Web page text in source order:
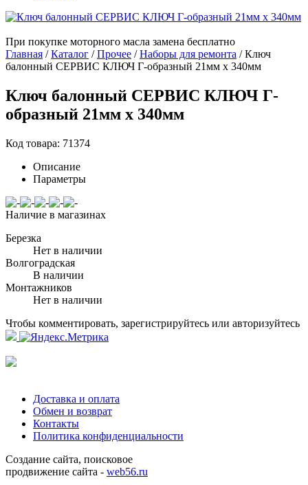
При покупке моторного масла замена бесплатно
Главная /Каталог /Прочее /Наборы для ремонта /Ключ
балонный СЕРВИС КЛЮЧ Г-образный 21мм x 340мм
Ключ балонный СЕРВИС КЛЮЧ Г-
образный 21мм x 340мм
Код товара: 71374
Описание
Параметры
Наличие в магазинах
Березка
Нет в наличии
Волгоградская
В наличии
Монтажников
Нет в наличии
Чтобы комментировать, зарегистрируйтесь или авторизуйтесь
Доставка и оплата
Обмен и возврат
Контакты
Политика конфиденциальности
Создание сайта, поисковое
продвижение сайта - web56.ru